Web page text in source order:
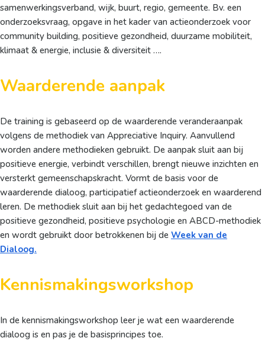
samenwerkingsverband, wijk, buurt, regio, gemeente. Bv. een
onderzoeksvraag, opgave in het kader van actieonderzoek voor
community building, positieve gezondheid, duurzame mobiliteit,
klimaat & energie, inclusie & diversiteit ….
Waarderende aanpak
De training is gebaseerd op de waarderende veranderaanpak
volgens de methodiek van Appreciative Inquiry. Aanvullend
worden andere methodieken gebruikt. De aanpak sluit aan bij
positieve energie, verbindt verschillen, brengt nieuwe inzichten en
versterkt gemeenschapskracht. Vormt de basis voor de
waarderende dialoog, participatief actieonderzoek en waarderend
leren. De methodiek sluit aan bij het gedachtegoed van de
positieve gezondheid, positieve psychologie en ABCD-methodiek
en wordt gebruikt door betrokkenen bij de Week van de
Dialoog.
Kennismakingsworkshop
In de kennismakingsworkshop leer je wat een waarderende
dialoog is en pas je de basisprincipes toe.